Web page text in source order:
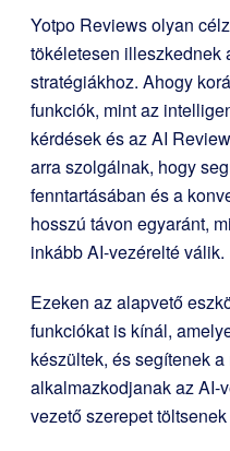
Yotpo Reviews olyan
tökéletesen illeszkednek
stratégiákhoz. Ahogy
funkciók, mint az
kérdések és az AI
arra szolgálnak, hogy
fenntartásában és a
hosszú távon egyaránt,
inkább AI-vezérelté válik.
Ezeken az alapvető
funkciókat is kínál,
készültek, és segítenek
alkalmazkodjanak az AI-
vezető szerepet